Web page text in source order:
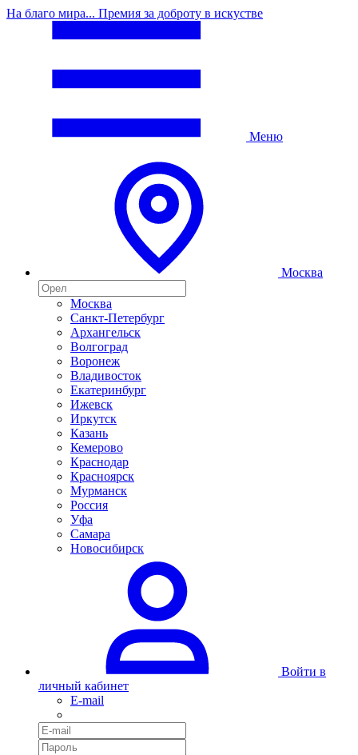
На благо мира... Премия за доброту в искустве
Меню
Москва
Москва
Санкт-Петербург
Архангельск
Волгоград
Воронеж
Владивосток
Екатеринбург
Ижевск
Иркутск
Казань
Кемерово
Краснодар
Красноярск
Мурманск
Россия
Уфа
Самара
Новосибирск
Войти в
личный кабинет
E-mail